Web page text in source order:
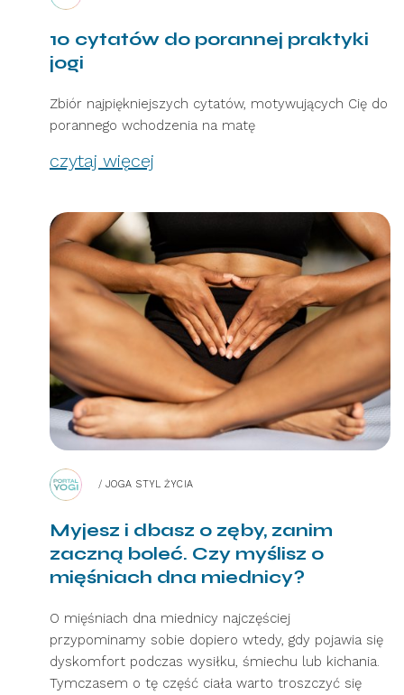
10 cytatów do porannej praktyki
jogi
Zbiór najpiękniejszych cytatów, motywujących Cię do
porannego wchodzenia na matę
czytaj więcej
/ JOGA STYL ŻYCIA
Myjesz i dbasz o zęby, zanim
zaczną boleć. Czy myślisz o
mięśniach dna miednicy?
O mięśniach dna miednicy najczęściej
przypominamy sobie dopiero wtedy, gdy pojawia się
dyskomfort podczas wysiłku, śmiechu lub kichania.
Tymczasem o tę część ciała warto troszczyć się